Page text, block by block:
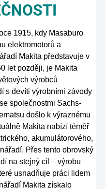
1915, kdy Masaburo
elektromotorů a
Makita představuje v
let později, je Makita
výrobců
s devíti výrobními závody
společnostmi Sachs-
došlo k výraznému
Makita nabízí téměř
akumulátorového,
Přes tento obrovský
na stejný cíl – výrobu
usnadňuje práci lidem
Makita získalo